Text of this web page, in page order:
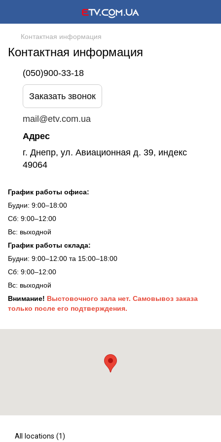
Контактная информация
Контактная информация
(050)900-33-18
Заказать звонок
mail@etv.com.ua
Адрес
г. Днепр, ул. Авиационная д. 39, индекс
49064
График работы офиса:
Будни: 9:00–18:00
Сб: 9:00–12:00
Вс: выходной
График работы склада:
Будни: 9:00–12:00 та 15:00–18:00
Сб: 9:00–12:00
Вс: выходной
Внимание! Выстовочного зала нет. Самовывоз заказа
только после его подтверждения.